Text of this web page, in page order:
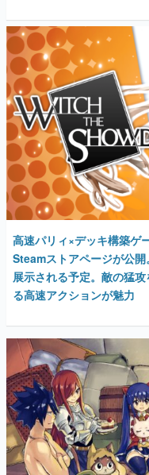
高速パリィ×デッキ構築
Steamストアページが公
展示される予定。敵の猛
る高速アクションが魅力